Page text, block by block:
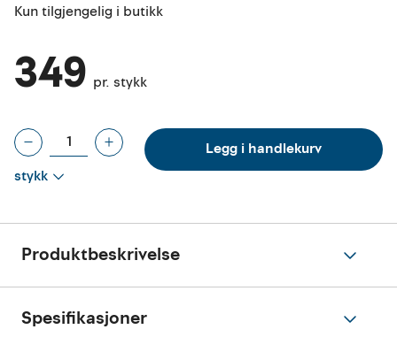
Kun tilgjengelig i butikk
349 pr. stykk
stykk
Legg i handlekurv
Produktbeskrivelse
Spesifikasjoner